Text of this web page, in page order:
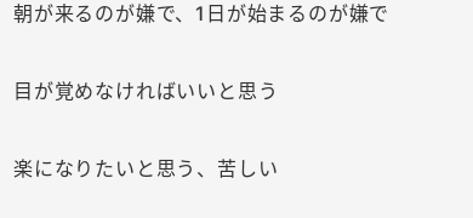
朝が来るのが嫌で、1日が始まるのが嫌で
目が覚めなければいいと思う
楽になりたいと思う、苦しい